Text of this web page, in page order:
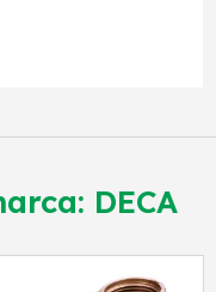
DECA